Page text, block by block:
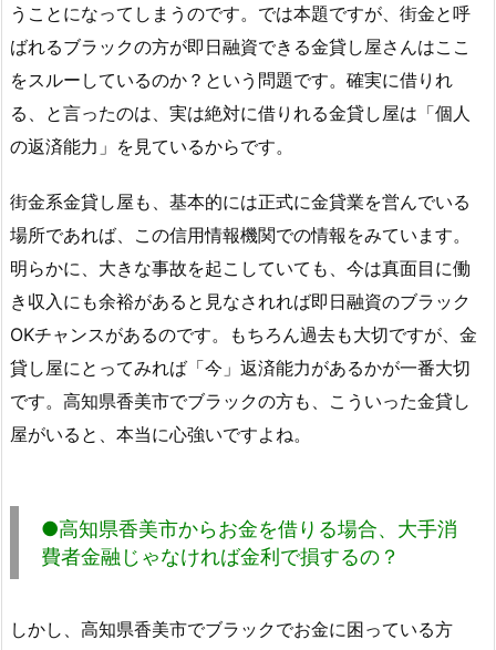
うことになってしまうのです。では本題ですが、街金と呼
ばれるブラックの方が即日融資できる金貸し屋さんはここ
をスルーしているのか？という問題です。確実に借りれ
る、と言ったのは、実は絶対に借りれる金貸し屋は「個人
の返済能力」を見ているからです。
街金系金貸し屋も、基本的には正式に金貸業を営んでいる
場所であれば、この信用情報機関での情報をみています。
明らかに、大きな事故を起こしていても、今は真面目に働
き収入にも余裕があると見なされれば即日融資のブラック
OKチャンスがあるのです。もちろん過去も大切ですが、金
貸し屋にとってみれば「今」返済能力があるかが一番大切
です。高知県香美市でブラックの方も、こういった金貸し
屋がいると、本当に心強いですよね。
●高知県香美市からお金を借りる場合、大手消
費者金融じゃなければ金利で損するの？
しかし、高知県香美市でブラックでお金に困っている方